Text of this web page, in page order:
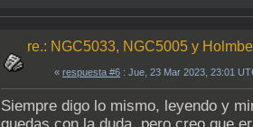
re.: NGC5033, NGC5005 y
« respuesta #6 : Jue, 23 Mar 2023, 23:01
Siempre digo lo mismo, leyendo y